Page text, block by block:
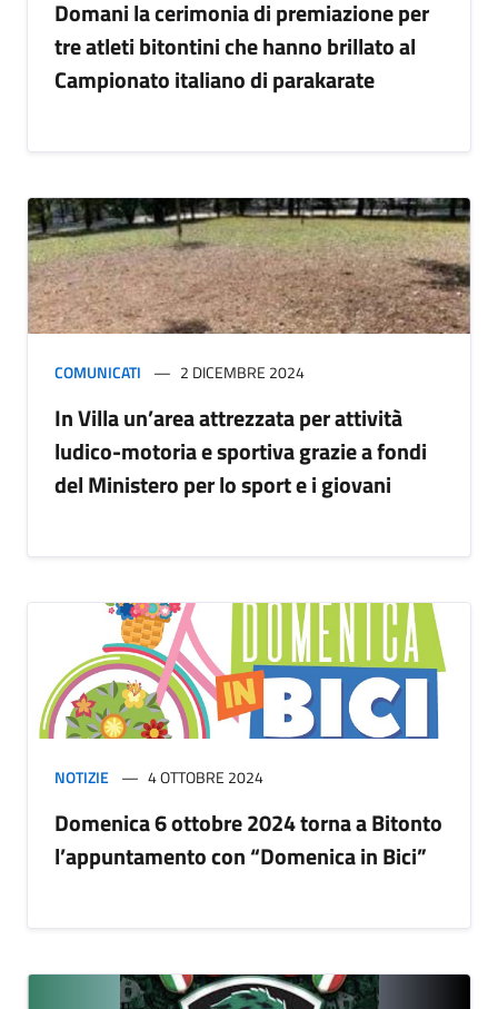
Domani la cerimonia di premiazione per
tre atleti bitontini che hanno brillato al
Campionato italiano di parakarate
COMUNICATI 2 DICEMBRE 2024
In Villa un’area attrezzata per attività
ludico-motoria e sportiva grazie a fondi
del Ministero per lo sport e i giovani
NOTIZIE 4 OTTOBRE 2024
Domenica 6 ottobre 2024 torna a Bitonto
l’appuntamento con “Domenica in Bici”